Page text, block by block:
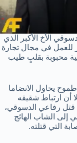
الأخ الأكبر الذي
في مجال تجارة
محبوبة بقلبٍ طيب
يحاول الانضاما
أن ارتباط شقيقه
قتل رفاعي الدسوقي،
إلى الشاب الهائج
التي قتلته.